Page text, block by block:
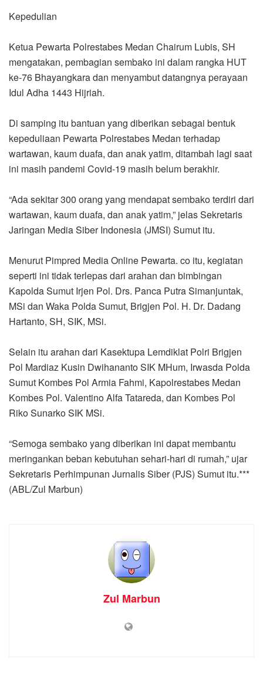
Kepedulian
Ketua Pewarta Polrestabes Medan Chairum Lubis, SH
mengatakan, pembagian sembako ini dalam rangka HUT
ke-76 Bhayangkara dan menyambut datangnya perayaan
Idul Adha 1443 Hijriah.
Di samping itu bantuan yang diberikan sebagai bentuk
kepeduliaan Pewarta Polrestabes Medan terhadap
wartawan, kaum duafa, dan anak yatim, ditambah lagi saat
ini masih pandemi Covid-19 masih belum berakhir.
“Ada sekitar 300 orang yang mendapat sembako terdiri dari
wartawan, kaum duafa, dan anak yatim,” jelas Sekretaris
Jaringan Media Siber Indonesia (JMSI) Sumut itu.
Menurut Pimpred Media Online Pewarta. co itu, kegiatan
seperti ini tidak terlepas dari arahan dan bimbingan
Kapolda Sumut Irjen Pol. Drs. Panca Putra Simanjuntak,
MSi dan Waka Polda Sumut, Brigjen Pol. H. Dr. Dadang
Hartanto, SH, SIK, MSi.
Selain itu arahan dari Kasektupa Lemdiklat Polri Brigjen
Pol Mardiaz Kusin Dwihananto SIK MHum, Irwasda Polda
Sumut Kombes Pol Armia Fahmi, Kapolrestabes Medan
Kombes Pol. Valentino Alfa Tatareda, dan Kombes Pol
Riko Sunarko SIK MSi.
“Semoga sembako yang diberikan ini dapat membantu
meringankan beban kebutuhan sehari-hari di rumah,” ujar
Sekretaris Perhimpunan Jurnalis Siber (PJS) Sumut itu.***
(ABL/Zul Marbun)
Zul Marbun